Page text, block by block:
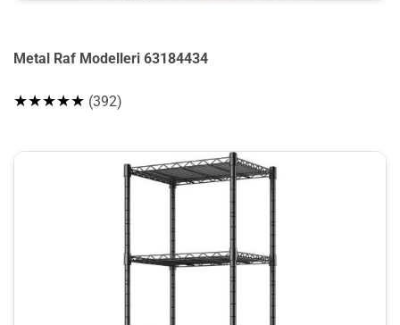
Metal Raf Modelleri 63184434
★★★★★ (392)